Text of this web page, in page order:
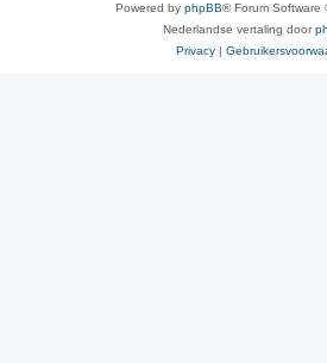
Powered by phpBB® Forum Software
Nederlandse vertaling door
Privacy |